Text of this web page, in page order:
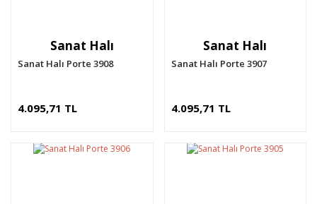
Sanat Halı
Sanat Halı Porte 3908
4.095,71 TL
Sanat Halı
Sanat Halı Porte 3907
4.095,71 TL